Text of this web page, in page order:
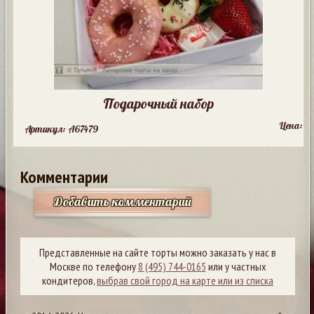
Подарочный набор
Артикул: A67479 Цена:
Комментарии
Добавить комментарий
Представленные на сайте торты можно заказать у нас в
Москве по телефону8 (495) 744-0165 или у частных
кондитеров,выбрав свой город на карте или из списка